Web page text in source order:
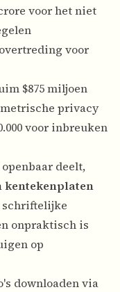
crore voor het niet
overtreding voor
$875 miljoen
privacy
voor inbreuken
deelt,
kentekenplaten
onpraktisch is
op
downloaden via